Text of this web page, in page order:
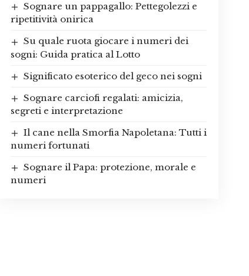
Sognare un pappagallo: Pettegolezzi e
ripetitività onirica
Su quale ruota giocare i numeri dei
sogni: Guida pratica al Lotto
Significato esoterico del geco nei sogni
Sognare carciofi regalati: amicizia,
segreti e interpretazione
Il cane nella Smorfia Napoletana: Tutti i
numeri fortunati
Sognare il Papa: protezione, morale e
numeri